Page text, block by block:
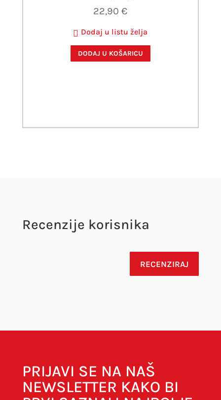
22,90€
Dodaj u listu želja
DODAJ U KOŠARICU
Recenzije korisnika
RECENZIRAJ
PRIJAVI SE NA NAŠ
NEWSLETTER KAKO BI